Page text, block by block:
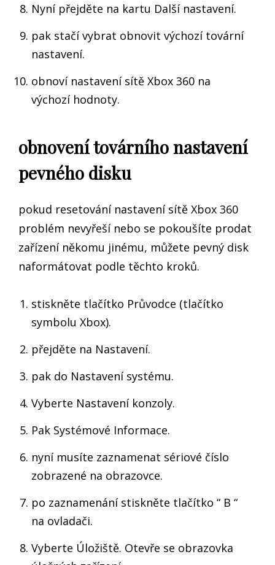
Nyní přejděte na kartu Další nastavení.
pak stačí vybrat obnovit výchozí tovární
nastavení.
obnoví nastavení sítě Xbox 360 na
výchozí hodnoty.
obnovení továrního nastavení
pevného disku
pokud resetování nastavení sítě Xbox 360
problém nevyřeší nebo se pokoušíte prodat
zařízení někomu jinému, můžete pevný disk
naformátovat podle těchto kroků.
stiskněte tlačítko Průvodce (tlačítko
symbolu Xbox).
přejděte na Nastavení.
pak do Nastavení systému.
Vyberte Nastavení konzoly.
Pak Systémové Informace.
nyní musíte zaznamenat sériové číslo
zobrazené na obrazovce.
po zaznamenání stiskněte tlačítko “ B “
na ovladači.
Vyberte Úložiště. Otevře se obrazovka